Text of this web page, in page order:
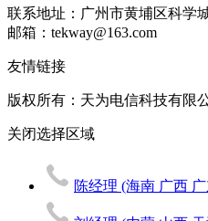
联系地址： 广州市黄埔区科学
邮箱：tekway@163.com
友情链接
版权所有：天为电信科技有限
关闭选择区域
陈经理 (海南 广西